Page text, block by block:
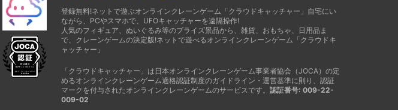
登録無料!ネットで遊ぶオンラインクレーンゲーム「クラウドキャッチャー」自宅にい
ながら、PCやスマホで、UFOキャッチャーを遠隔操作!
人気のフィギュア、ぬいぐるみ等のプライズ景品から、雑貨、おもちゃ、日用品ま
で、クレーンゲームの決定版!ネットで遊べるオンラインクレーンゲーム「クラウドキ
ャッチャー」
「クラウドキャッチャー」は日本オンラインクレーンゲーム事業者協会（JOCA）の定
めるオンラインクレーンゲーム適格認証制度のガイドライン・運営基準に則り、認証
マークを付与されたオンラインクレーンゲームのサービスです。 認証番号: 009-22-
009-02